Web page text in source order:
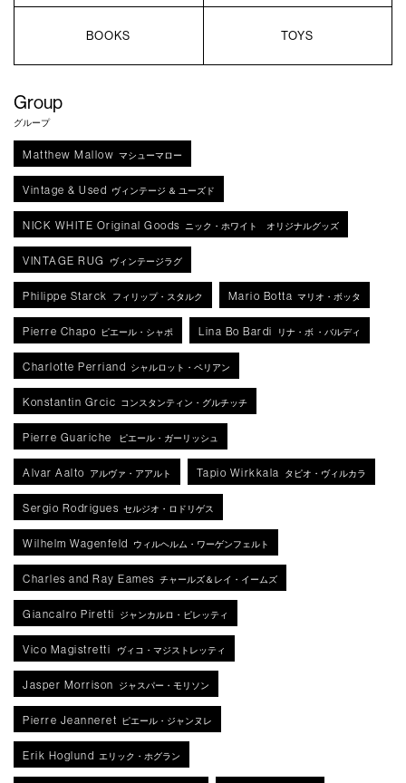
BOOKS TOYS
Group
グループ
Matthew Mallow マシューマロー
Vintage & Used ヴィンテージ ＆ ユーズド
NICK WHITE Original Goods ニック・ホワイト オリジナルグッズ
VINTAGE RUG ヴィンテージラグ
Philippe Starck フィリップ・スタルク Mario Botta マリオ・ボッタ
Pierre Chapo ピエール・シャポ Lina Bo Bardi リナ・ボ ・バルディ
Charlotte Perriand シャルロット・ペリアン
Konstantin Grcic コンスタンティン・グルチッチ
Pierre Guariche ピエール・ガーリッシュ
Alvar Aalto アルヴァ・アアルト Tapio Wirkkala タピオ・ヴィルカラ
Sergio Rodrigues セルジオ・ロドリゲス
Wilhelm Wagenfeld ウィルヘルム・ワーゲンフェルト
Charles and Ray Eames チャールズ＆レイ・イームズ
Giancalro Piretti ジャンカルロ・ピレッティ
Vico Magistretti ヴィコ・マジストレッティ
Jasper Morrison ジャスパー・モリソン
Pierre Jeanneret ピエール・ジャンヌレ
Erik Hoglund エリック・ホグラン